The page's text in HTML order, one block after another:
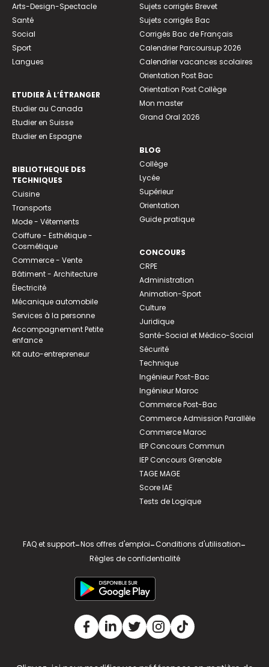
Arts-Design-Spectacle
Santé
Social
Sport
Langues
ETUDIER À L’ÉTRANGER
Etudier au Canada
Etudier en Suisse
Etudier en Espagne
BIBLIOTHEQUE DES
TECHNIQUES
Cuisine
Transports
Mode - Vêtements
Coiffure - Esthétique -
Cosmétique
Commerce - Vente
Bâtiment - Architecture
Électricité
Mécanique automobile
Services à la personne
Accompagnement Petite
enfance
Kit auto-entrepreneur
Sujets corrigés Brevet
Sujets corrigés Bac
Corrigés Bac de Français
Calendrier Parcoursup 2026
Calendrier vacances scolaires
Orientation Post Bac
Orientation Post Collège
Mon master
Grand Oral 2026
BLOG
Collège
Lycée
Supérieur
Orientation
Guide pratique
CONCOURS
CRPE
Administration
Animation-Sport
Culture
Juridique
Santé-Social et Médico-Social
Sécurité
Technique
Ingénieur Post-Bac
Ingénieur Maroc
Commerce Post-Bac
Commerce Admission Parallèle
Commerce Maroc
IEP Concours Commun
IEP Concours Grenoble
TAGE MAGE
Score IAE
Tests de Logique
FAQ et support-Nos offres d'emploi-Conditions d'utilisation-
Règles de confidentialité